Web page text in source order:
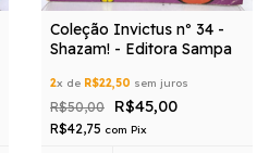
Coleção Invictus nº 34 -
Shazam! - Editora Sampa
2x de R$22,50 sem juros
R$50,00 R$45,00
R$42,75 com Pix